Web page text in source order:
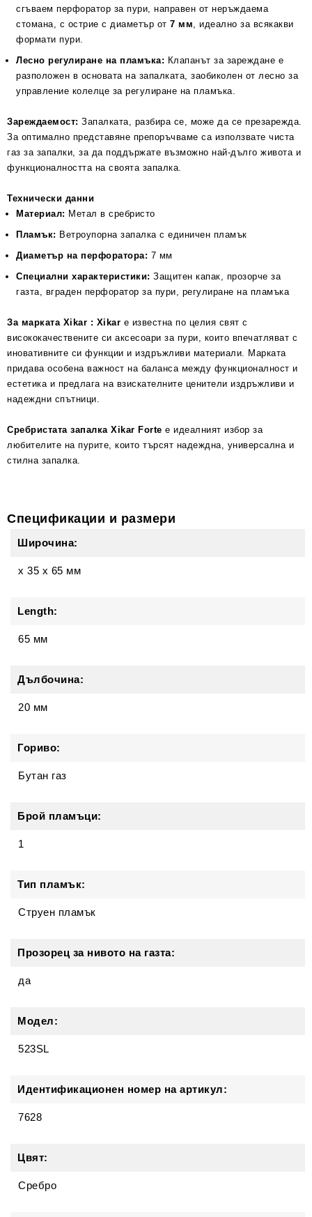
сгъваем перфоратор за пури, направен от неръждаема
стомана, с острие с диаметър от 7 мм, идеално за всякакви
формати пури.
Лесно регулиране на пламъка: Клапанът за зареждане е
разположен в основата на запалката, заобиколен от лесно за
управление колелце за регулиране на пламъка.
Зареждаемост: Запалката, разбира се, може да се презарежда.
За оптимално представяне препоръчваме са използвате чиста
газ за запалки, за да поддържате възможно най-дълго живота и
функционалността на своята запалка.
Технически данни
Материал: Метал в сребристо
Пламък: Ветроупорна запалка с единичен пламък
Диаметър на перфоратора: 7 мм
Специални характеристики: Защитен капак, прозорче за
газта, вграден перфоратор за пури, регулиране на пламъка
За марката Xikar : Xikar е известна по целия свят с
висококачествените си аксесоари за пури, които впечатляват с
иновативните си функции и издръжливи материали. Марката
придава особена важност на баланса между функционалност и
естетика и предлага на взискателните ценители издръжливи и
надеждни спътници.
Сребристата запалка Xikar Forte е идеалният избор за
любителите на пурите, които търсят надеждна, универсална и
стилна запалка.
Спецификации и размери
Широчина:
x 35 x 65 мм
Length:
65 мм
Дълбочина:
20 мм
Гориво:
Бутан газ
Брой пламъци:
1
Тип пламък:
Струен пламък
Прозорец за нивото на газта:
да
Модел:
523SL
Идентификационен номер на артикул:
7628
Цвят:
Сребро